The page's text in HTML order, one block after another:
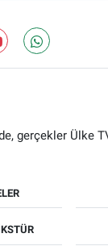
gerçekler Ülke